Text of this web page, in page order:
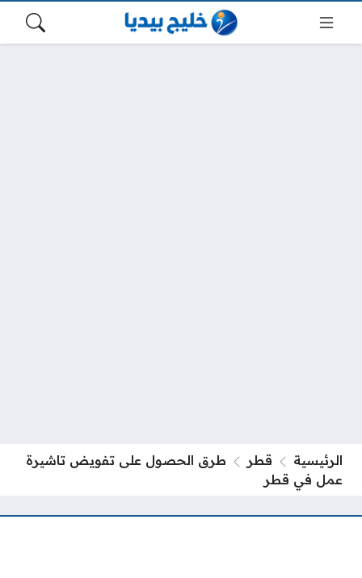
الرئيسية قطر
طرق الحصول على تفويض تاشيرة
عمل في قطر